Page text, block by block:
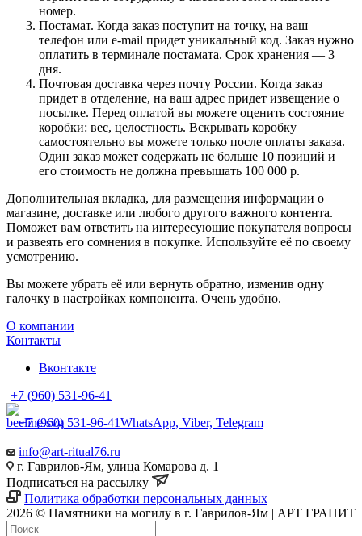
номер.
Постамат. Когда заказ поступит на точку, на ваш
телефон или e-mail придет уникальный код. Заказ нужно
оплатить в терминале постамата. Срок хранения — 3
дня.
Почтовая доставка через почту России. Когда заказ
придет в отделение, на ваш адрес придет извещение о
посылке. Перед оплатой вы можете оценить состояние
коробки: вес, целостность. Вскрывать коробку
самостоятельно вы можете только после оплаты заказа.
Один заказ может содержать не больше 10 позиций и
его стоимость не должна превышать 100 000 р.
Дополнительная вкладка, для размещения информации о
магазине, доставке или любого другого важного контента.
Поможет вам ответить на интересующие покупателя вопросы
и развеять его сомнения в покупке. Используйте её по своему
усмотрению.
Вы можете убрать её или вернуть обратно, изменив одну
галочку в настройках компонента. Очень удобно.
О компании
Контакты
Вконтакте
+7 (960) 531-96-41
+7 (960) 531-96-41WhatsApp, Viber, Telegram
info@art-ritual76.ru
г. Гаврилов-Ям, улица Комарова д. 1
Подписаться на рассылку
Политика обработки персональных данных
2026 © Памятники на могилу в г. Гаврилов-Ям | АРТ ГРАНИТ